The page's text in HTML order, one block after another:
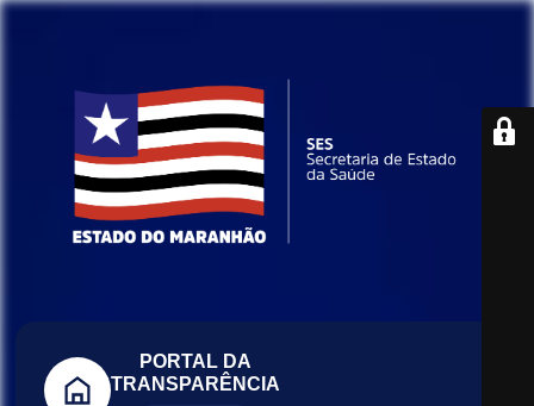
PORTAL DA
TRANSPARÊNCIA